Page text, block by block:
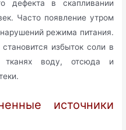
дефекта в скапливании
Часто появление утром
режима питания.
избыток соли в
воду, отсюда и
источники